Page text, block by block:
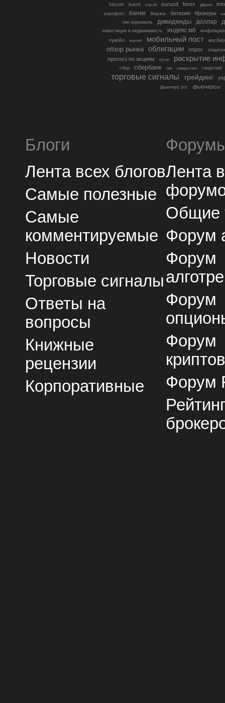
bitcoin brent cnyrub eurusd forex gbpusd
аэрофлот банки биржа биткоин брокеры
гмк норникель
дивиденды доллар
инвестиции в недвижимость индекс мб
инфляция
лукойл
магнит мобильный пост
обзор рынка облигации опрос
прогноз по акциям путин раскрытие
сбер сбербанк сво северсталь смартлаб
торговые сигналы трейдинг
фьючерс ртс фьючерсы
Блоги
Лента всех блогов
Самые полезные
Самые
комментируемые
Новости
Торговые сигналы
Ответы на
вопросы
Книжные
рецензии
Корпоративные
Лента
Общие
Форум
Форум
Форум
Форум
Форум